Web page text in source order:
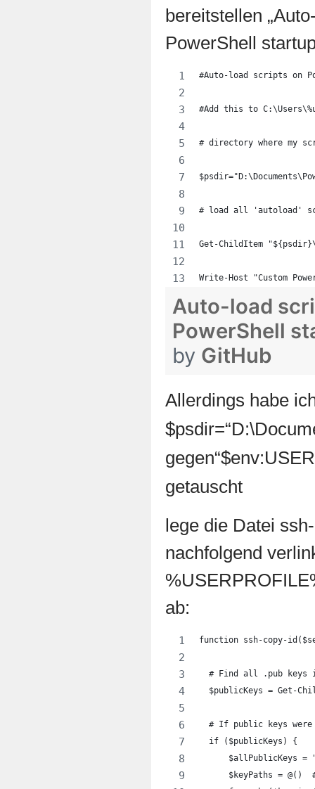
bereitstellen
PowerShell
#Auto-load scripts on
#Add this to
# directory where my
# load all 'autoload'
Get-ChildItem
Write-Host "Custom
Auto-load
PowerShell
by GitHub
Allerdings habe
getauscht
lege die Datei
nachfolgend
ab:
function ssh-copy-
# Find all .pub keys
$publicKeys = Get-
# If public keys
  if ($publicKeys) {
$allPublicKeys =
$keyPaths = @()